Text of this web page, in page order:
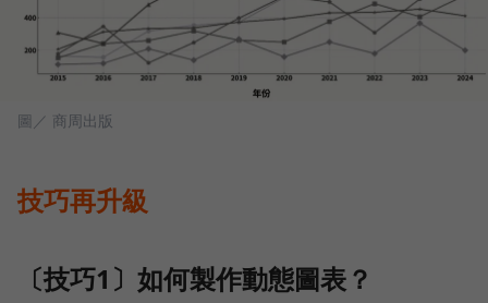
圖／ 商周出版
技巧再升級
〔技巧1〕如何製作動態圖表？